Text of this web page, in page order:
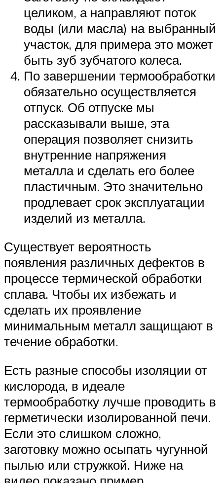
целиком, а направляют поток
воды (или масла) на выбранный
участок, для примера это может
быть зуб зубчатого колеса.
По завершении термообработки
обязательно осуществляется
отпуск. Об отпуске мы
рассказывали выше, эта
операция позволяет снизить
внутренние напряжения
металла и сделать его более
пластичным. Это значительно
продлевает срок эксплуатации
изделий из металла.
Существует вероятность
появления различных дефектов в
процессе термической обработки
сплава. Чтобы их избежать и
сделать их проявление
минимальным металл защищают в
течение обработки.
Есть разные способы изоляции от
кислорода, в идеале
термообработку лучше проводить в
герметически изолированной печи.
Если это слишком сложно,
заготовку можно осыпать чугунной
пылью или стружкой. Ниже на